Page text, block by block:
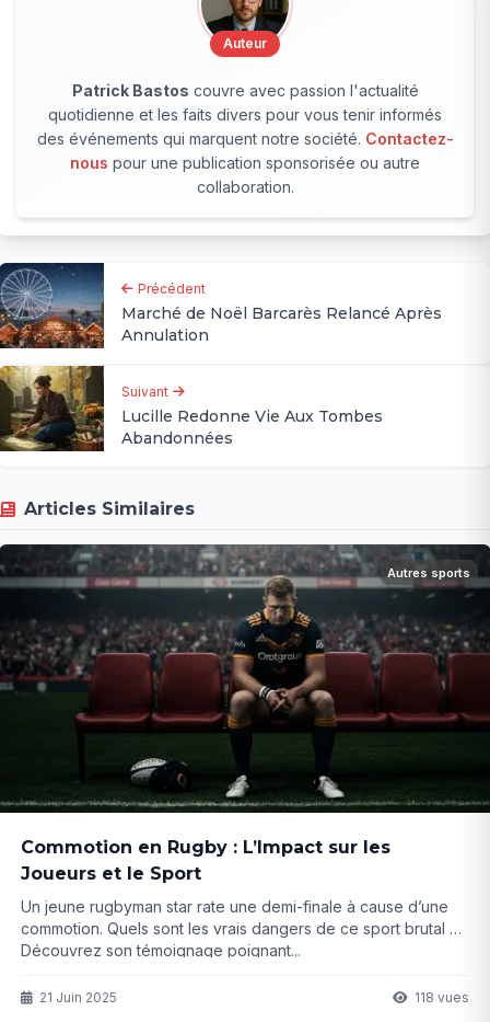
Auteur
Patrick Bastos couvre avec passion l'actualité
quotidienne et les faits divers pour vous tenir informés
des événements qui marquent notre société. Contactez-
nous pour une publication sponsorisée ou autre
collaboration.
Précédent
Marché de Noël Barcarès Relancé Après
Annulation
Suivant
Lucille Redonne Vie Aux Tombes
Abandonnées
Articles Similaires
Autres sports
Commotion en Rugby : L’Impact sur les
Joueurs et le Sport
Un jeune rugbyman star rate une demi-finale à cause d’une
commotion. Quels sont les vrais dangers de ce sport brutal ?
Découvrez son témoignage poignant...
21 Juin 2025 118 vues